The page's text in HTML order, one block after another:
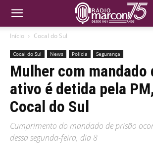
Início Cocal do Sul
Cocal do Sul News Polícia Segurança
Mulher com mandado
ativo é detida pela
Cocal do Sul
Cumprimento do mandado de prisão
dessa segunda-feira, dia 8